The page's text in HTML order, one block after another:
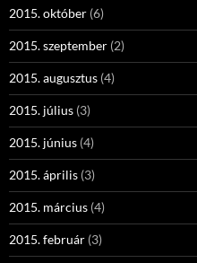
2015. október (6)
2015. szeptember (2)
2015. augusztus (4)
2015. július (3)
2015. június (4)
2015. április (3)
2015. március (4)
2015. február (3)